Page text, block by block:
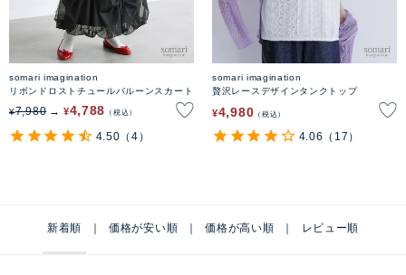
somari imagination
リボンドロストチュールバルーンスカート
¥7,980 ¥4,788 税込
4.50 （4）
somari imagination
贅沢レースデザインタンクトップ
¥4,980 税込
4.06 （17）
新着順 価格が安い順 価格が高い順 レビュー順